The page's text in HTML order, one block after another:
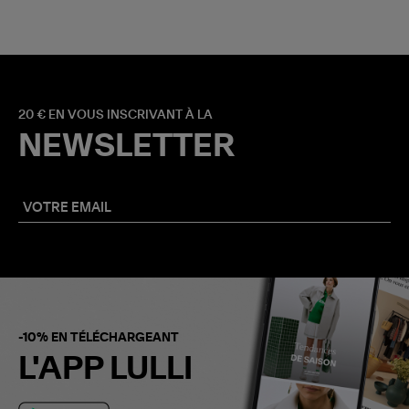
20 € EN VOUS INSCRIVANT À LA
NEWSLETTER
-10% EN TÉLÉCHARGEANT
L'APP LULLI